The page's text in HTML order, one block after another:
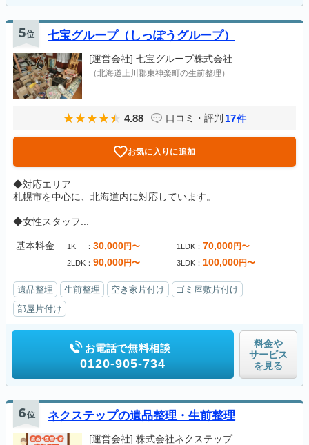
5位 七宝グループ（しっぽうグループ）
[運営会社] 七宝グループ株式会社
（北海道上川郡東神楽町の生前整理）
4.88 口コミ・評判 17件
お気に入りに追加
◆対応エリア
札幌市を中心に、北海道内に対応しています。
◆女性スタッフ...
基本料金 1K 30,000円〜 1LDK 70,000円〜
2LDK 90,000円〜 3LDK 100,000円〜
遺品整理 生前整理 空き家片付け
ゴミ屋敷片付け
部屋片付け
お電話で無料相談
0120-905-734
料金や
サービス
を見る
6位 ネクステップの遺品整理・生前整理
[運営会社] 株式会社ネクステップ